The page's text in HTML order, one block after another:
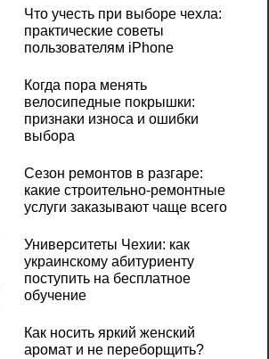
Что учесть при выборе чехла:
практические советы
пользователям iPhone
Когда пора менять
велосипедные покрышки:
признаки износа и ошибки
выбора
Сезон ремонтов в разгаре:
какие строительно-ремонтные
услуги заказывают чаще всего
Университеты Чехии: как
украинскому абитуриенту
поступить на бесплатное
обучение
Как носить яркий женский
аромат и не переборщить?